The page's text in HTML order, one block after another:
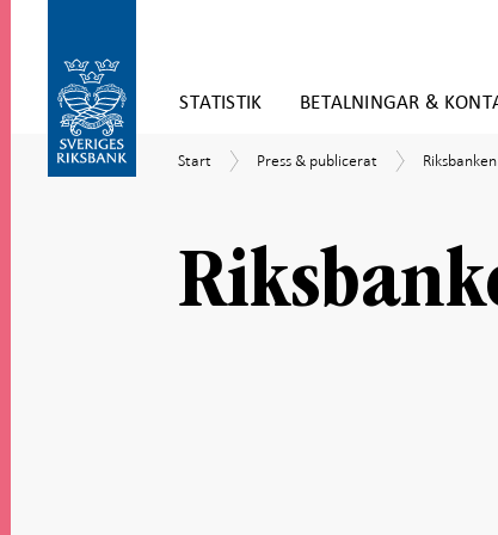
direkt
innehåll
STATISTIK BETALNINGAR &
till
Start
Start
Press
Press & publicerat
Riksbanken